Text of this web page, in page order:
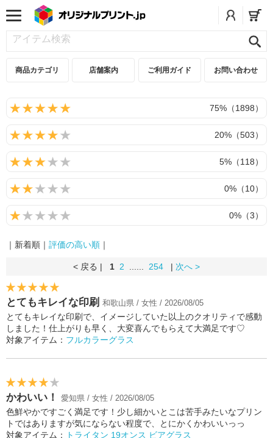
商品カテゴリ 店舗案内 ご利用ガイド お問い合わせ
75%（1898）
20%（503）
5%（118）
0%（10）
0%（3）
｜新着順｜ 評価の高い順 ｜
< 戻る | 1 2 254 | 次へ >
とてもキレイな印刷 和歌山県 / 女性 / 2026/08/05
とてもキレイな印刷で、イメージしていた以上のクオリティで感動
しました！仕上がりも早く、大変喜んでもらえて大満足です♡
対象アイテム： フルカラーグラス
かわいい！ 愛知県 / 女性 / 2026/08/05
色鮮やかですごく満足です！少し細かいとこは苦手みたいなプリン
トではありますが気にならない程度で、とにかくかわいいっっ
対象アイテム：
トライタン 19オンス ビアグラス